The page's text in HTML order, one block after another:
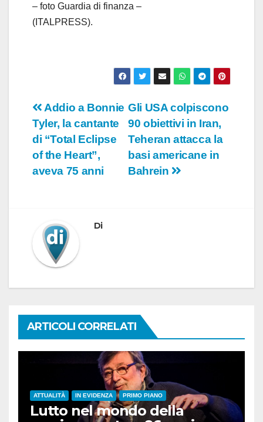
– foto Guardia di finanza –
(ITALPRESS).
Navigazione
articoli
Gli USA colpiscono
90 obiettivi in Iran,
Teheran attacca la
basi americane in
Bahrein
Addio a Bonnie
Tyler, la cantante
di “Total Eclipse
of the Heart”,
aveva 75 anni
Di
ARTICOLI CORRELATI
ATTUALITÀ IN EVIDENZA PRIMO PIANO
Lutto nel mondo della